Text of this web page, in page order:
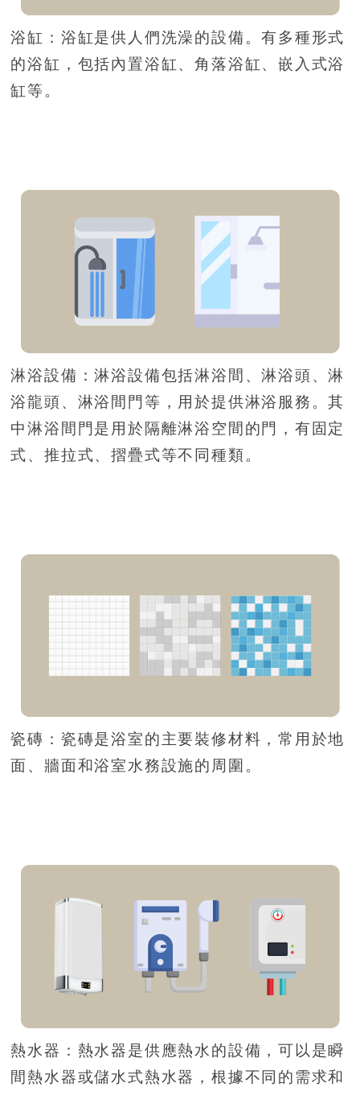
浴缸：浴缸是供人們洗澡的設備。有多種形式
的浴缸，包括內置浴缸、角落浴缸、嵌入式浴
缸等。
淋浴設備：淋浴設備包括淋浴間、淋浴頭、淋
浴龍頭、淋浴間門等，用於提供淋浴服務。其
中淋浴間門是用於隔離淋浴空間的門，有固定
式、推拉式、摺疊式等不同種類。
瓷磚：瓷磚是浴室的主要裝修材料，常用於地
面、牆面和浴室水務設施的周圍。
熱水器：熱水器是供應熱水的設備，可以是瞬
間熱水器或儲水式熱水器，根據不同的需求和